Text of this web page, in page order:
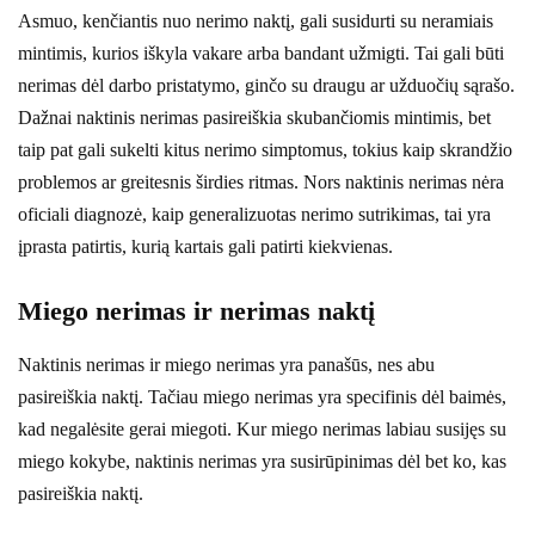
Asmuo, kenčiantis nuo nerimo naktį, gali susidurti su neramiais
mintimis, kurios iškyla vakare arba bandant užmigti. Tai gali būti
nerimas dėl darbo pristatymo, ginčo su draugu ar užduočių sąrašo.
Dažnai naktinis nerimas pasireiškia skubančiomis mintimis, bet
taip pat gali sukelti kitus nerimo simptomus, tokius kaip skrandžio
problemos ar greitesnis širdies ritmas. Nors naktinis nerimas nėra
oficiali diagnozė, kaip generalizuotas nerimo sutrikimas, tai yra
įprasta patirtis, kurią kartais gali patirti kiekvienas.
Miego nerimas ir nerimas naktį
Naktinis nerimas ir miego nerimas yra panašūs, nes abu
pasireiškia naktį. Tačiau miego nerimas yra specifinis dėl baimės,
kad negalėsite gerai miegoti. Kur miego nerimas labiau susijęs su
miego kokybe, naktinis nerimas yra susirūpinimas dėl bet ko, kas
pasireiškia naktį.